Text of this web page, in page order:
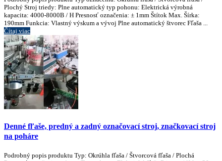
Plochý Stroj triedy: Plne automatický typ pohonu: Elektrická výrobná
kapacita: 4000-8000B / H Presnosť označenia: ± 1mm Štítok Max. Šírka:
190mm Funkcia: Vlastný výskum a vývoj Plne automatický štvorec Fľaša ...
Čítaj viac
Denné fľaše, predný a zadný označovací stroj, značkovací stroj
na poháre
Podrobný popis produktu Typ: Okrúhla fľaša / Štvorcová fľaša / Plochá